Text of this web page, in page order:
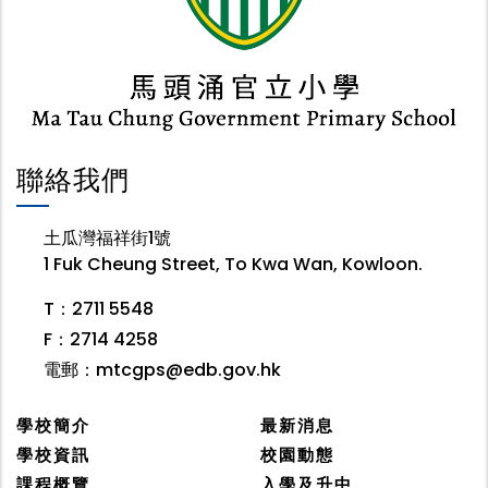
聯絡我們
土瓜灣福祥街1號
1 Fuk Cheung Street, To Kwa Wan, Kowloon.
T：2711 5548
F：2714 4258
電郵： mtcgps@edb.gov.hk
學校簡介
學校資訊
最新消息
校園動態